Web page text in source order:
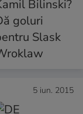
5 iun. 2015